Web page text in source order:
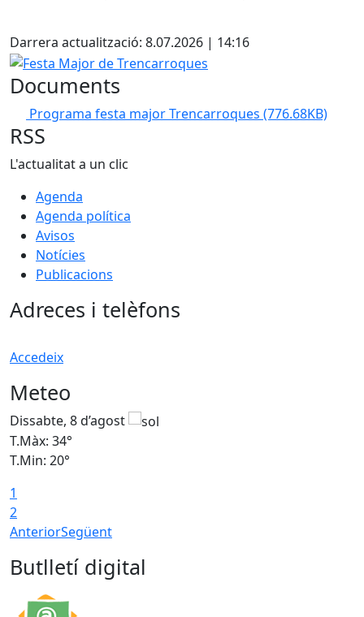
Darrera actualització: 8.07.2026 | 14:16
Festa Major de Trencarroques
Documents
Programa festa major Trencarroques (776.68KB)
RSS
L'actualitat a un clic
Agenda
Agenda política
Avisos
Notícies
Publicacions
Adreces i telèfons
Accedeix
Meteo
Dissabte, 8 d’agost
T.Màx: 34°
T.Min: 20°
1
2
AnteriorSegüent
Butlletí digital